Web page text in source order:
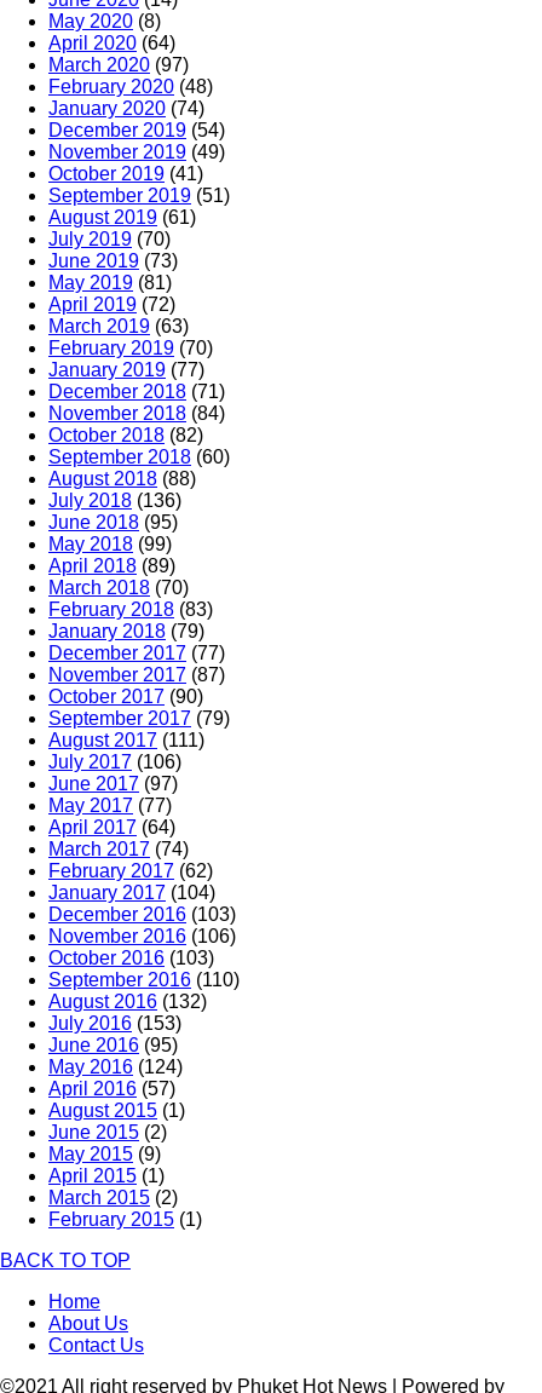
May 2020 (8)
April 2020 (64)
March 2020 (97)
February 2020 (48)
January 2020 (74)
December 2019 (54)
November 2019 (49)
October 2019 (41)
September 2019 (51)
August 2019 (61)
July 2019 (70)
June 2019 (73)
May 2019 (81)
April 2019 (72)
March 2019 (63)
February 2019 (70)
January 2019 (77)
December 2018 (71)
November 2018 (84)
October 2018 (82)
September 2018 (60)
August 2018 (88)
July 2018 (136)
June 2018 (95)
May 2018 (99)
April 2018 (89)
March 2018 (70)
February 2018 (83)
January 2018 (79)
December 2017 (77)
November 2017 (87)
October 2017 (90)
September 2017 (79)
August 2017 (111)
July 2017 (106)
June 2017 (97)
May 2017 (77)
April 2017 (64)
March 2017 (74)
February 2017 (62)
January 2017 (104)
December 2016 (103)
November 2016 (106)
October 2016 (103)
September 2016 (110)
August 2016 (132)
July 2016 (153)
June 2016 (95)
May 2016 (124)
April 2016 (57)
August 2015 (1)
June 2015 (2)
May 2015 (9)
April 2015 (1)
March 2015 (2)
February 2015 (1)
BACK TO TOP
Home
About Us
Contact Us
©2021 All right reserved by Phuket Hot News | Powered by